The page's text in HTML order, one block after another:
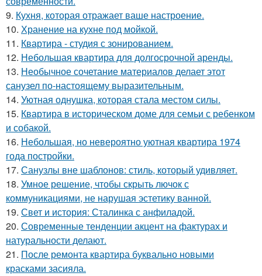
9. Кухня, которая отражает ваше настроение.
10. Хранение на кухне под мойкой.
11. Квартира - студия с зонированием.
12. Небольшая квартира для долгосрочной аренды.
13. Необычное сочетание материалов делает этот
санузел по-настоящему выразительным.
14. Уютная однушка, которая стала местом силы.
15. Квартира в историческом доме для семьи с ребенком
и собакой.
16. Небольшая, но невероятно уютная квартира 1974
года постройки.
17. Санузлы вне шаблонов: стиль, который удивляет.
18. Умное решение, чтобы скрыть лючок с
коммуникациями, не нарушая эстетику ванной.
19. Свет и история: Сталинка с анфиладой.
20. Современные тенденции акцент на фактурах и
натуральности делают.
21. После ремонта квартира буквально новыми
красками засияла.